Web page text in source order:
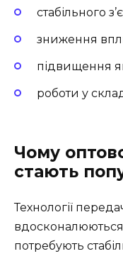
стабільного
зниження
підвищення
роботи у
Чому
стають
Технології
потребують